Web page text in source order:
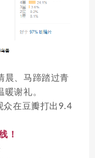
晨、马蹄踏过青
谢礼。
众在豆瓣打出9.4
！